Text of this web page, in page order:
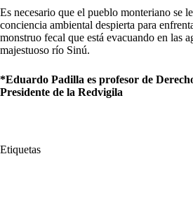
Es necesario que el pueblo monteriano se
conciencia ambiental despierta para
monstruo fecal que está evacuando en las
majestuoso río Sinú.
*Eduardo Padilla es profesor de
Presidente de la Redvigila
Etiquetas